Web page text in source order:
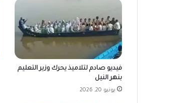
فيديو صادم لتلاميذ يحرك وزير التعليم
بنهر النيل
يونيو 20, 2026